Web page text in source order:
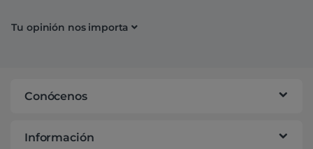
Tu opinión nos importa
Conócenos
Información